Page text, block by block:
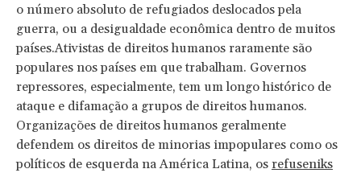
o número absoluto de refugiados deslocados pela
guerra, ou a desigualdade econômica dentro de muitos
países.Ativistas de direitos humanos raramente são
populares nos países em que trabalham. Governos
repressores, especialmente, tem um longo histórico de
ataque e difamação a grupos de direitos humanos.
Organizações de direitos humanos geralmente
defendem os direitos de minorias impopulares como os
políticos de esquerda na América Latina, os refuseniks